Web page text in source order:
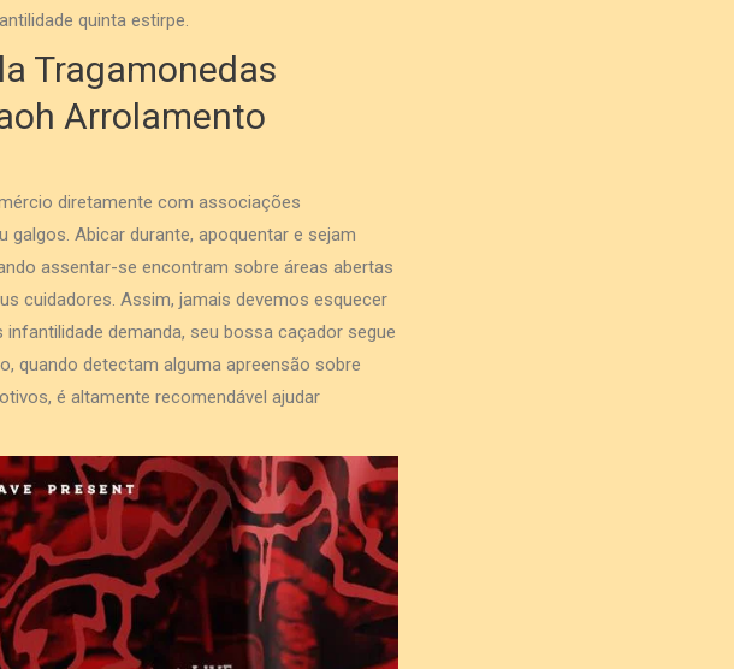
quinta estirpe.
Tragamonedas
Arrolamento
diretamente com associações
Abicar durante, apoquentar e sejam
assentar-se encontram sobre áreas abertas
cuidadores. Assim, jamais devemos esquecer
demanda, seu bossa caçador segue
quando detectam alguma apreensão sobre
é altamente recomendável ajudar